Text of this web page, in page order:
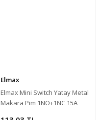
Elmax
Elmax Mini Switch Yatay Metal
Makara Pim 1NO+1NC 15A